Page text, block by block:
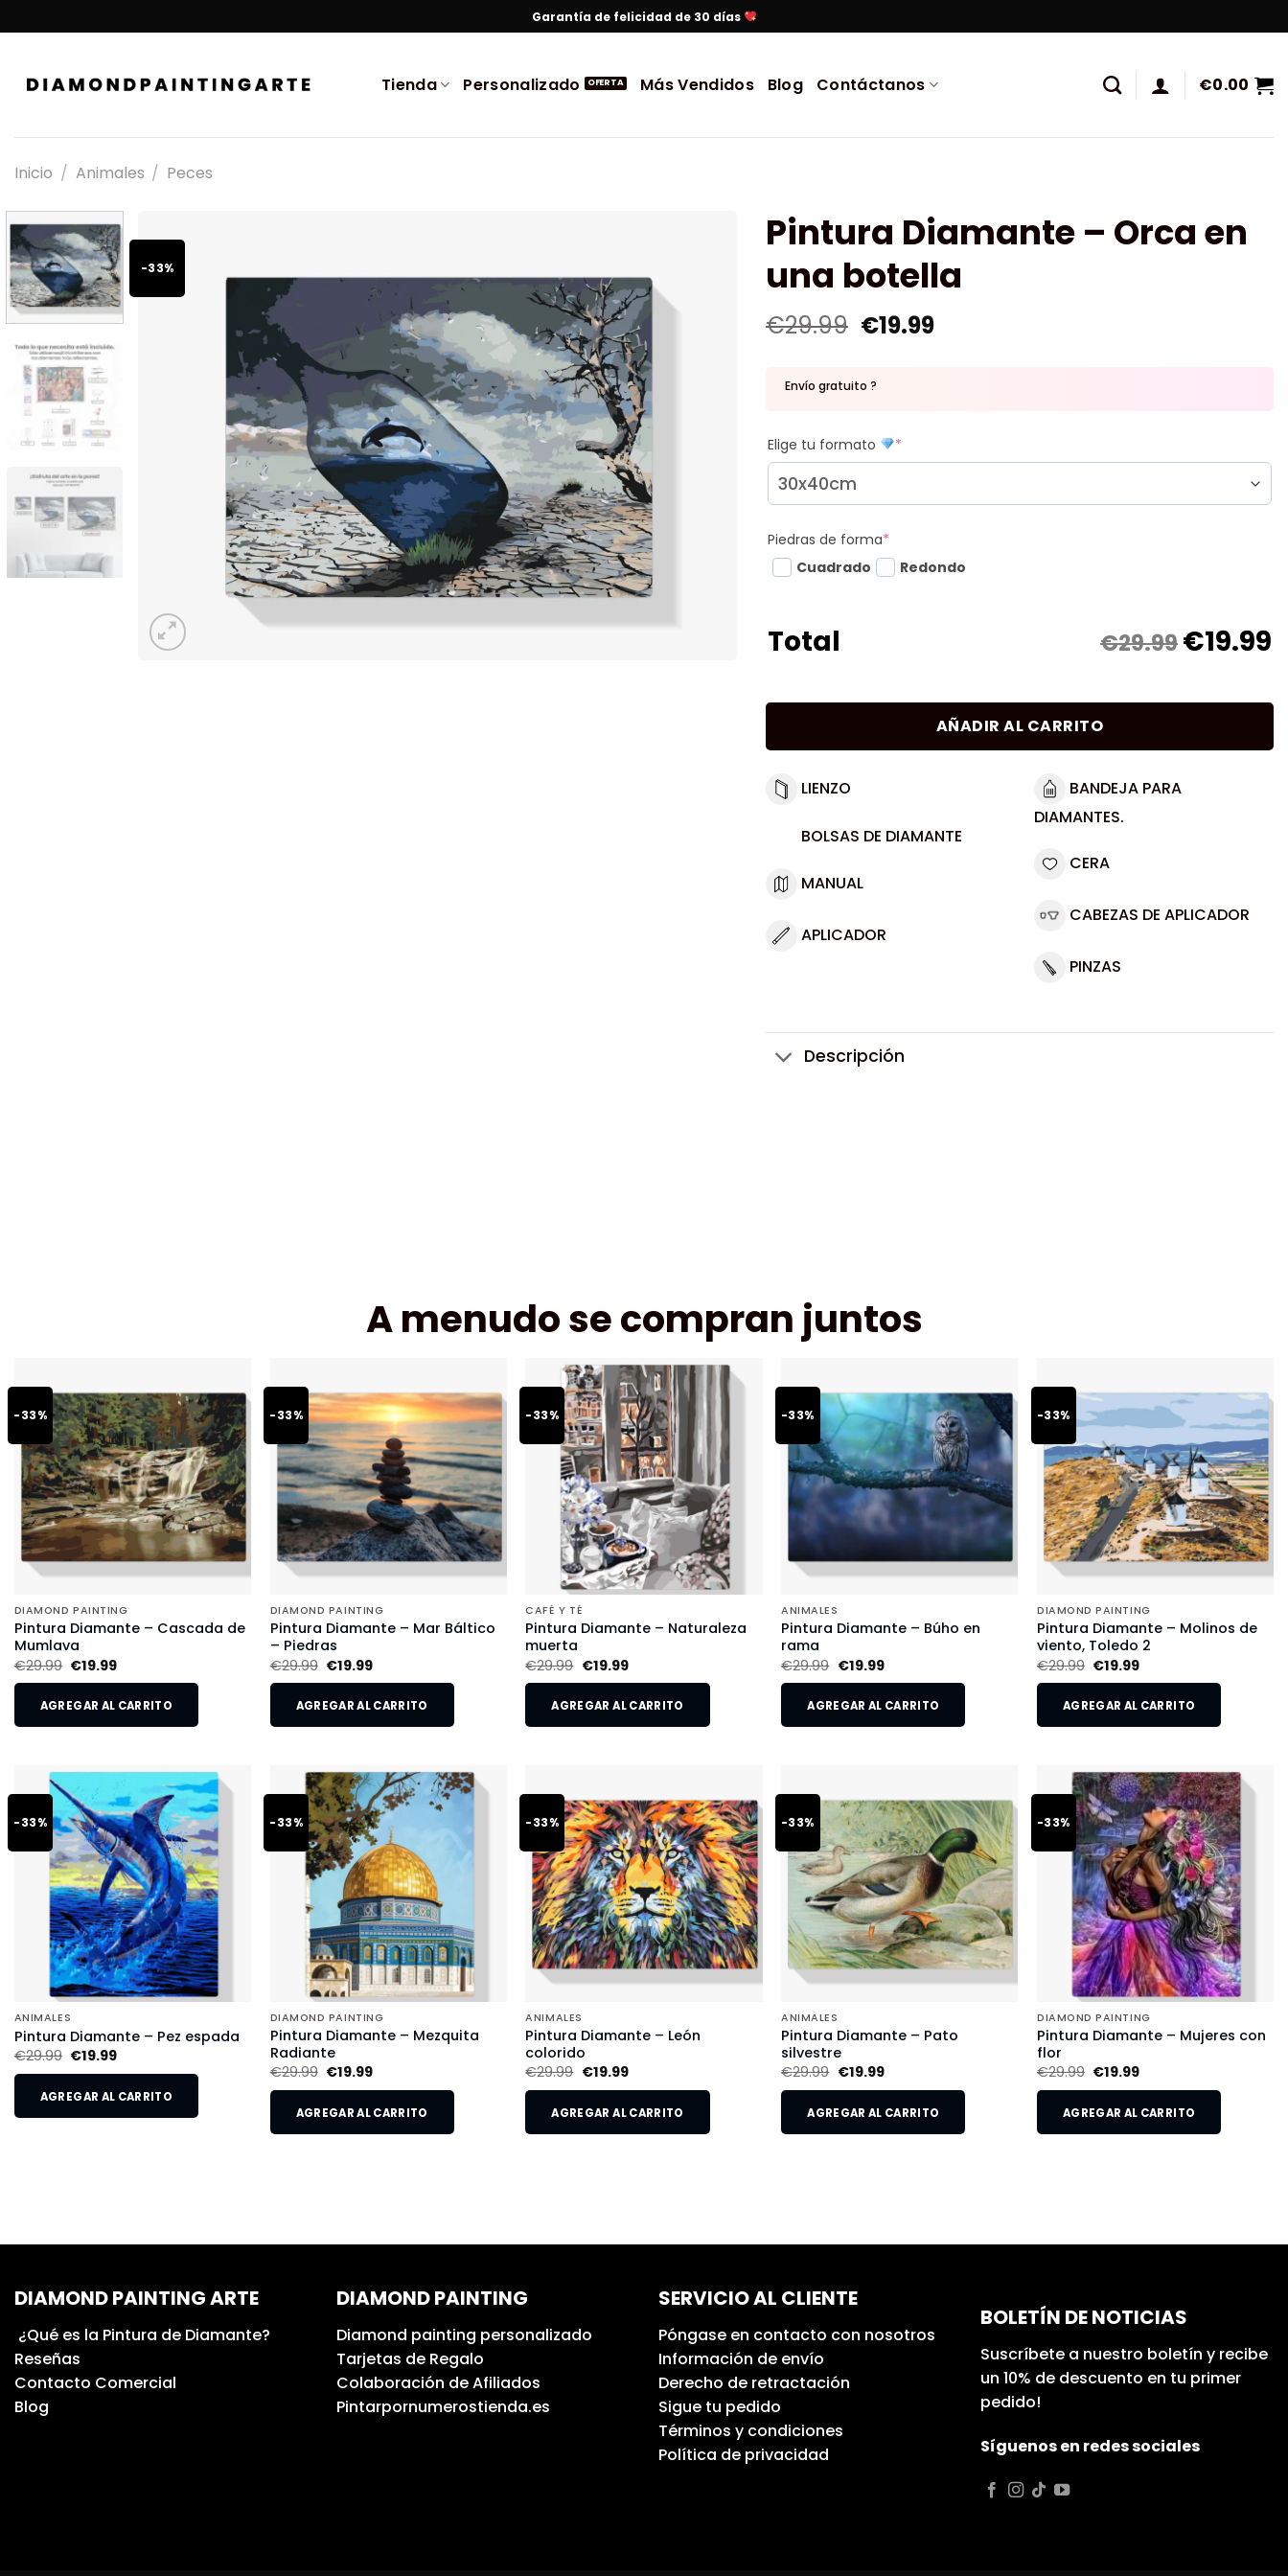
Garantía de felicidad de 30 días
Tienda Personalizado Más Vendidos Blog Contáctanos €0.00
Inicio / Animales / Peces
-33%
Pintura Diamante – Orca en
una botella
€29.99 €19.99
Envío gratuito ?
Elige tu formato *
Piedras de forma*
Cuadrado
Redondo
Total €29.99€19.99
AÑADIR AL CARRITO
LIENZO
BOLSAS DE DIAMANTE
MANUAL
APLICADOR
BANDEJA PARA
DIAMANTES.
CERA
CABEZAS DE APLICADOR
PINZAS
Descripción
A menudo se compran juntos
-33%
DIAMOND PAINTING
Pintura Diamante – Cascada de
Mumlava
€29.99 €19.99
AGREGAR AL CARRITO
-33%
DIAMOND PAINTING
Pintura Diamante – Mar Báltico
– Piedras
€29.99 €19.99
AGREGAR AL CARRITO
-33%
CAFÉ Y TÉ
Pintura Diamante – Naturaleza
muerta
€29.99 €19.99
AGREGAR AL CARRITO
-33%
ANIMALES
Pintura Diamante – Búho en
rama
€29.99 €19.99
AGREGAR AL CARRITO
-33%
DIAMOND PAINTING
Pintura Diamante – Molinos de
viento, Toledo 2
€29.99 €19.99
AGREGAR AL CARRITO
-33%
ANIMALES
Pintura Diamante – Pez espada
€29.99 €19.99
AGREGAR AL CARRITO
-33%
DIAMOND PAINTING
Pintura Diamante – Mezquita
Radiante
€29.99 €19.99
AGREGAR AL CARRITO
-33%
ANIMALES
Pintura Diamante – León
colorido
€29.99 €19.99
AGREGAR AL CARRITO
-33%
ANIMALES
Pintura Diamante – Pato
silvestre
€29.99 €19.99
AGREGAR AL CARRITO
-33%
DIAMOND PAINTING
Pintura Diamante – Mujeres con
flor
€29.99 €19.99
AGREGAR AL CARRITO
DIAMOND PAINTING ARTE
¿Qué es la Pintura de Diamante?
Reseñas
Contacto Comercial
Blog
DIAMOND PAINTING
Diamond painting personalizado
Tarjetas de Regalo
Colaboración de Afiliados
Pintarpornumerostienda.es
SERVICIO AL CLIENTE
Póngase en contacto con nosotros
Información de envío
Derecho de retractación
Sigue tu pedido
Términos y condiciones
Política de privacidad
BOLETÍN DE NOTICIAS
Suscríbete a nuestro boletín y recibe
un 10% de descuento en tu primer
pedido!
Síguenos en redes sociales